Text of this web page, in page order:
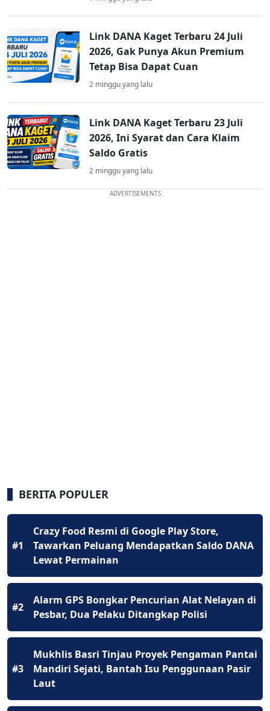
Link DANA Kaget Terbaru 24 Juli
2026, Gak Punya Akun Premium
Tetap Bisa Dapat Cuan
2 minggu yang lalu
Link DANA Kaget Terbaru 23 Juli
2026, Ini Syarat dan Cara Klaim
Saldo Gratis
2 minggu yang lalu
ADVERTISEMENTS
BERITA POPULER
#1
Crazy Food Resmi di Google Play Store,
Tawarkan Peluang Mendapatkan Saldo DANA
Lewat Permainan
#2
Alarm GPS Bongkar Pencurian Alat Nelayan di
Pesbar, Dua Pelaku Ditangkap Polisi
#3
Mukhlis Basri Tinjau Proyek Pengaman Pantai
Mandiri Sejati, Bantah Isu Penggunaan Pasir
Laut